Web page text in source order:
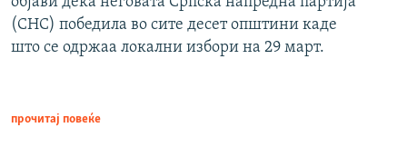
(СНС) победила во сите десет општини каде
што се одржаа локални избори на 29 март.
прочитај повеќе